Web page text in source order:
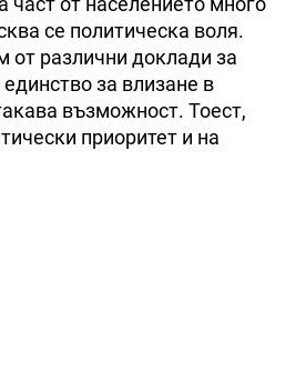
се политическа воля.
от различни доклади за
за влизане в
възможност. Тоест,
приоритет и на